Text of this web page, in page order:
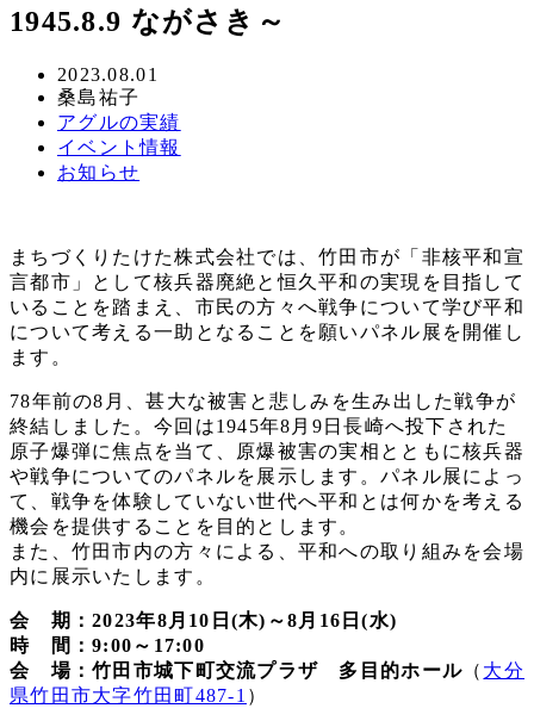
1945.8.9 ながさき～
投
稿
日
2023.08.01
著
者
桑島祐子
カ
テ
ゴ
アグルの実績
カ
テ
ー
イベント情報
カ
リ
ー
お知らせ
まちづくりたけた株式会社では、竹田市が「非核平和宣
言都市」として核兵器廃絶と恒久平和の実現を目指して
いることを踏まえ、市民の方々へ戦争について学び平和
について考える一助となることを願いパネル展を開催し
ます。
78年前の8月、甚大な被害と悲しみを生み出した戦争が
終結しました。今回は1945年8月9日長崎へ投下された
原子爆弾に焦点を当て、原爆被害の実相とともに核兵器
や戦争についてのパネルを展示します。パネル展によっ
て、戦争を体験していない世代へ平和とは何かを考える
機会を提供することを目的とします。
また、竹田市内の方々による、平和への取り組みを会場
内に展示いたします。
会 期：2023年8月10日(木)～8月16日(水)
時 間：9:00～17:00
会 場：竹田市城下町交流プラザ 多目的ホール （ 大分
県竹田市大字竹田町487-1 ）